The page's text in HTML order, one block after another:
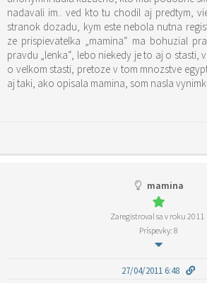
nadavali im.. ved kto tu chodil aj predtym,
stranok dozadu, kym este nebola nutna
ze prispievatelka „mamina“ ma bohuzial
pravdu „lenka“, lebo niekedy je to aj o stasti,
o velkom stasti, pretoze v tom mnozstve
aj taki, ako opisala mamina, som nasla
mamina
Zaregistroval sa v roku 2011
Príspevky: 8
27/04/2011 6:48